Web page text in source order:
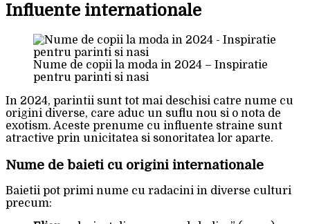
Influente internationale
Nume de copii la moda in 2024 – Inspiratie
pentru parinti si nasi
In 2024, parintii sunt tot mai deschisi catre nume cu
origini diverse, care aduc un suflu nou si o nota de
exotism. Aceste prenume cu influente straine sunt
atractive prin unicitatea si sonoritatea lor aparte.
Nume de baieti cu origini internationale
Baietii pot primi nume cu radacini in diverse culturi
precum: